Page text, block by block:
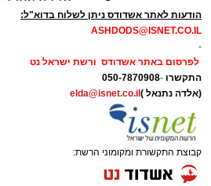
הודעות לאתר אשדודס ניתן לשלוח בדוא"ל:
ASHDODS@ISNET.CO.IL
-
לפרסום באתר אשדודס ורשת ישראל נט
התקשרו -
050-7870908
(אלדה נתנאל ) elda@isnet.co.il
קבוצת התקשורת ומקומוני הרשת: